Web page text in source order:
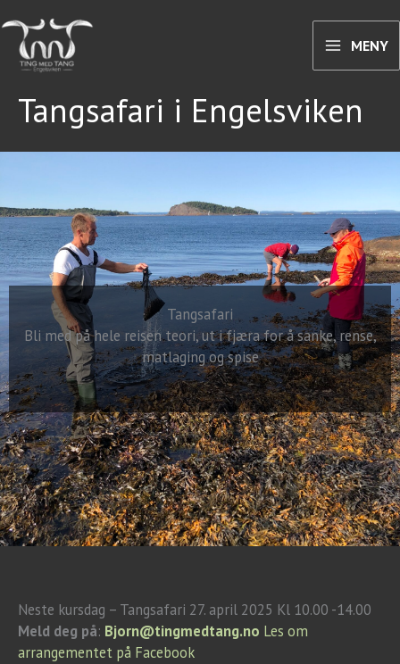
rett
innholdet
MENY
Tangsafari i Engelsviken
Tangsafari
Bli med på hele reisen teori, ut i fjæra for å sanke, rense,
matlaging og spise
Neste kursdag – Tangsafari 27. april 2025 Kl 10.00 -14.00
Meld deg på: Bjorn@tingmedtang.no Les om
arrangementet på Facebook